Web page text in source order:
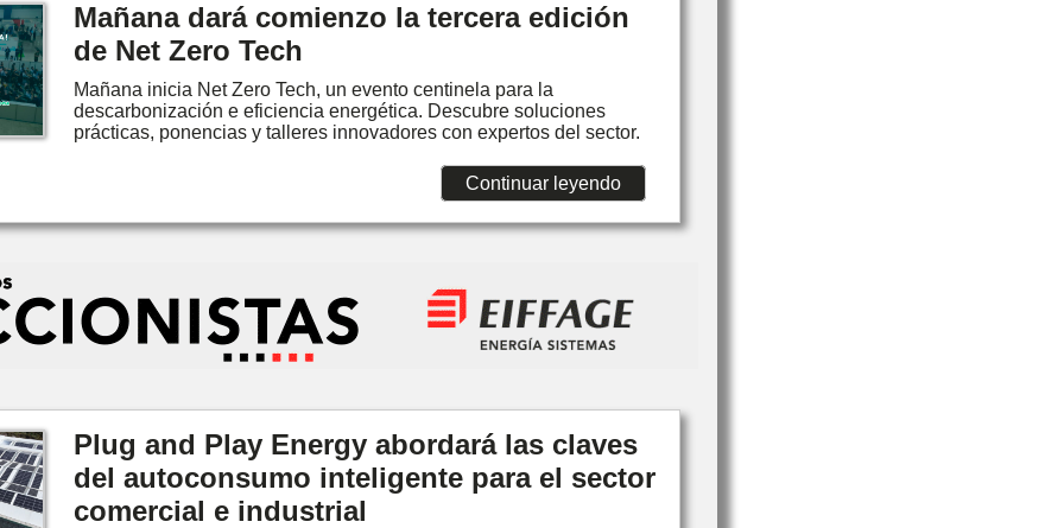
Mañana dará comienzo la tercera edición
de Net Zero Tech
Mañana inicia Net Zero Tech, un evento centinela para la
descarbonización e eficiencia energética. Descubre soluciones
prácticas, ponencias y talleres innovadores con expertos del sector.
Continuar leyendo
Plug and Play Energy abordará las claves
del autoconsumo inteligente para el sector
comercial e industrial